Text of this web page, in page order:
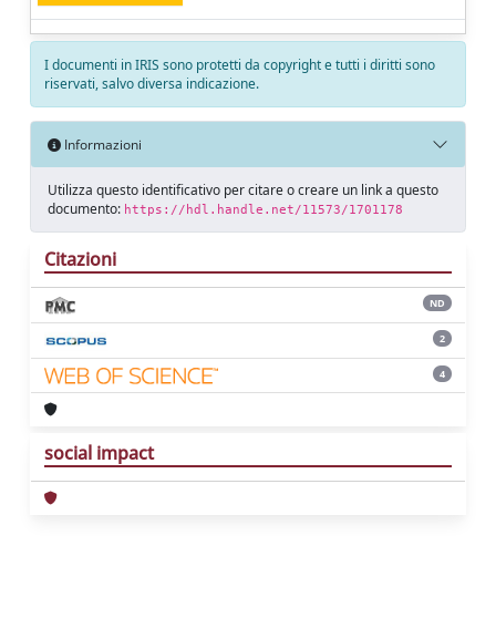
I documenti in IRIS sono protetti da copyright e tutti i diritti sono
riservati, salvo diversa indicazione.
Informazioni
Utilizza questo identificativo per citare o creare un link a questo
documento: https://hdl.handle.net/11573/1701178
Citazioni
ND
2
4
social impact